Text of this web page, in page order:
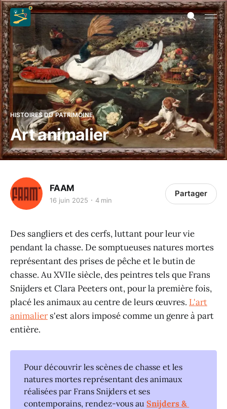
HISTOIRES DU PATRIMOINE
Art animalier
FAAM
16 juin 2025 4 min
Partager
Des sangliers et des cerfs, luttant pour leur vie
pendant la chasse. De somptueuses natures mortes
représentant des prises de pêche et le butin de
chasse. Au XVIIe siècle, des peintres tels que Frans
Snijders et Clara Peeters ont, pour la première fois,
placé les animaux au centre de leurs œuvres. L'art
animaliers'est alors imposé comme un genre à part
entière.
Pour découvrir les scènes de chasse et les
natures mortes représentant des animaux
réalisées par Frans Snijders et ses
contemporains, rendez-vous auSnijders &